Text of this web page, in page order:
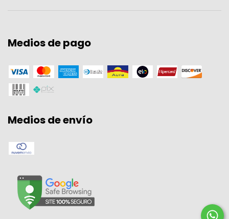
Medios de pago
Medios de envío